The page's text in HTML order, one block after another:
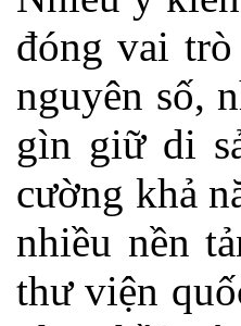
đóng vai
nguyên số,
gìn giữ di
cường khả
nhiều nền
thư viện